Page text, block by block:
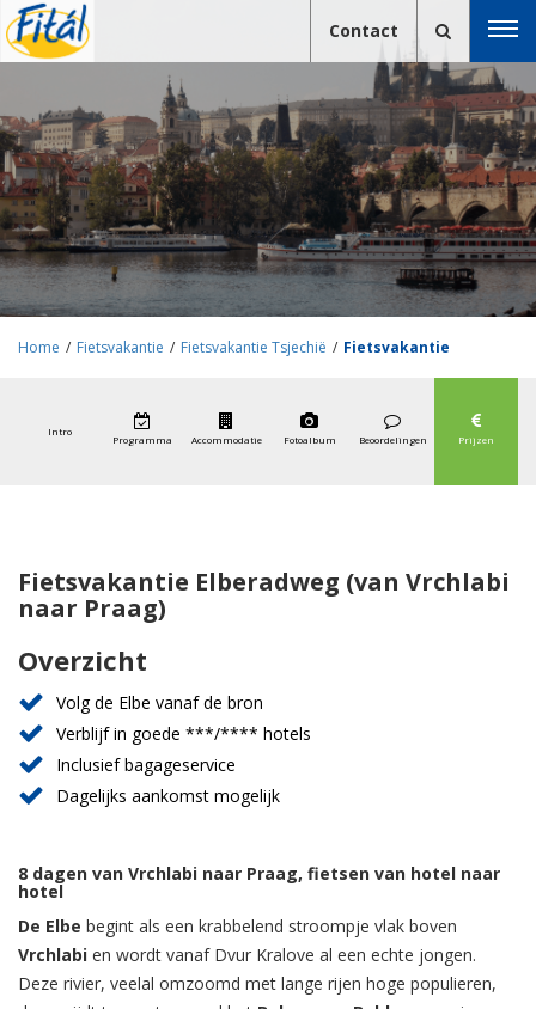
Contact
Home / Fietsvakantie / Fietsvakantie Tsjechië / Fietsvakantie
Intro
Programma Accommodatie Fotoalbum Beoordelingen Prijzen
Fietsvakantie Elberadweg (van Vrchlabi
naar Praag)
Overzicht
Volg de Elbe vanaf de bron
Verblijf in goede ***/**** hotels
Inclusief bagageservice
Dagelijks aankomst mogelijk
8 dagen van Vrchlabi naar Praag, fietsen van hotel naar
hotel
De Elbe begint als een krabbelend stroompje vlak boven
Vrchlabi en wordt vanaf Dvur Kralove al een echte jongen.
Deze rivier, veelal omzoomd met lange rijen hoge populieren,